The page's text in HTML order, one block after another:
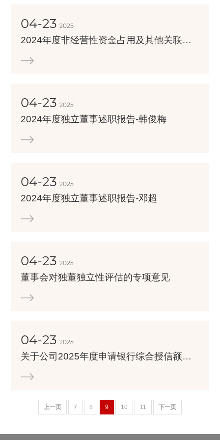
04-23 2025
2024年度非经营性资金占用及其他关联资金往来情况的专项审计报告
04-23 2025
2024年度独立董事述职报告-韩俊梅
04-23 2025
2024年度独立董事述职报告-邓超
04-23 2025
董事会对独董独立性评估的专项意见
04-23 2025
关于公司2025年度申请银行综合授信额度的公告
上一页 7 8 9 10 11 下一页